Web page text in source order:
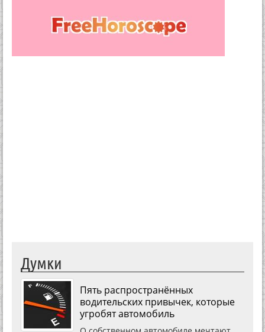
Думки
Пять распространённых
водительских привычек, которые
угробят автомобиль